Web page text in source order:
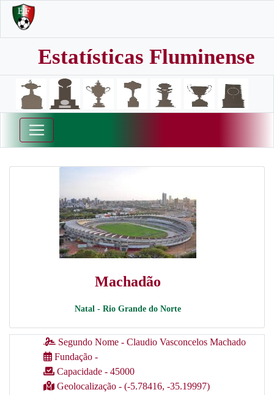
Estatísticas Fluminense
Machadão
Natal - Rio Grande do Norte
Segundo Nome - Claudio Vasconcelos Machado
Fundação -
Capacidade - 45000
Geolocalização - (-5.78416, -35.19997)